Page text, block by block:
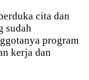
cita dan
sudah
program
kerja dan